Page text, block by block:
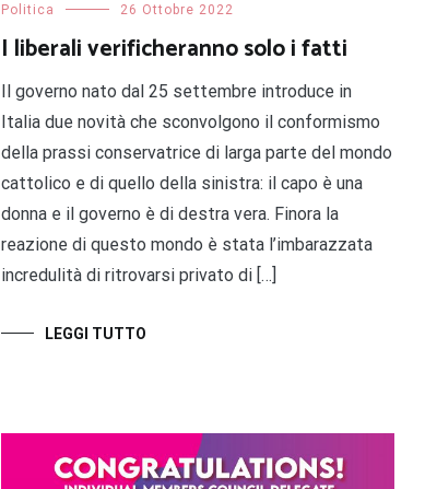
Politica 26 Ottobre 2022
I liberali verificheranno solo i fatti
Il governo nato dal 25 settembre introduce in
Italia due novità che sconvolgono il conformismo
della prassi conservatrice di larga parte del mondo
cattolico e di quello della sinistra: il capo è una
donna e il governo è di destra vera. Finora la
reazione di questo mondo è stata l’imbarazzata
incredulità di ritrovarsi privato di […]
LEGGI TUTTO